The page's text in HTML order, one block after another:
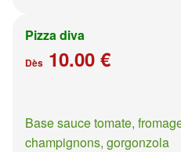
Pizza diva
Dès 10.00 €
Base sauce tomate,
champignons, gorgonzola